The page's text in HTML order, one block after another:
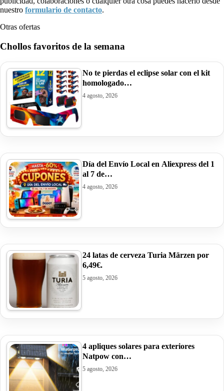
nuestro formulario de contacto.
Otras ofertas
Chollos favoritos de la semana
No te pierdas el eclipse solar con el kit
homologado…
4 agosto, 2026
Día del Envío Local en Aliexpress del 1
al 7 de…
4 agosto, 2026
24 latas de cerveza Turia Märzen por
6,49€.
5 agosto, 2026
4 apliques solares para exteriores
Natpow con…
5 agosto, 2026